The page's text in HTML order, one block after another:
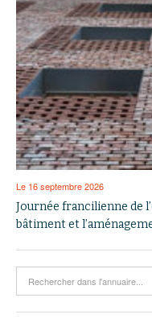
Le 16 septembre 2026
Journée francilienne de
bâtiment et